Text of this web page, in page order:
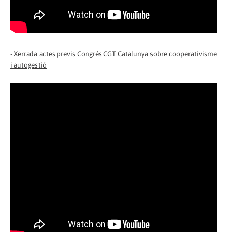
-Xerrada actes previs Congrés CGT Catalunya sobre cooperativisme
i autogestió